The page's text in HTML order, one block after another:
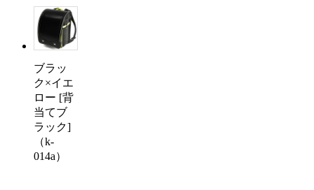
ブラッ
ク×イエ
ロー [背
当てブ
ラック]
（k-
014a）